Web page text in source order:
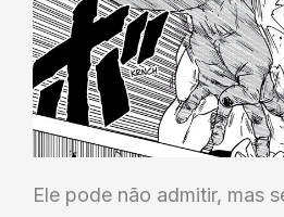
Ele pode não admitir, mas